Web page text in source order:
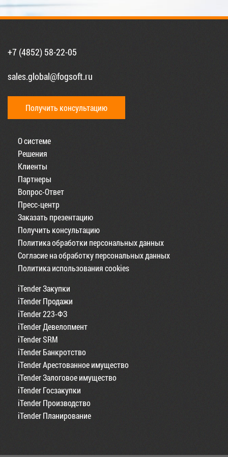
+7 (4852) 58-22-05
sales.global@fogsoft.ru
Получить консультацию
О системе
Решения
Клиенты
Партнеры
Вопрос-Ответ
Пресс-центр
Заказать презентацию
Получить консультацию
Политика обработки персональных данных
Согласие на обработку персональных данных
Политика использования cookies
iTender Закупки
iTender Продажи
iTender 223-ФЗ
iTender Девелопмент
iTender SRM
iTender Банкротство
iTender Арестованное имущество
iTender Залоговое имущество
iTender Госзакупки
iTender Производство
iTender Планирование